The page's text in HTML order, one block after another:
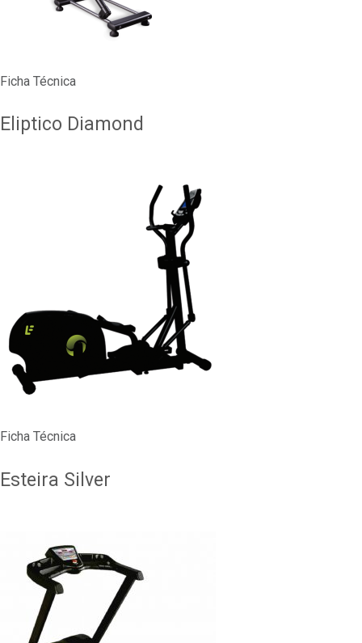
Ficha Técnica
Eliptico Diamond
Ficha Técnica
Esteira Silver